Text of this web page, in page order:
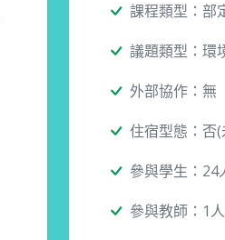
課程類型：部
議題類型：環
外部協作：無
住宿型態：否(
參與學生：24
參與教師：1人